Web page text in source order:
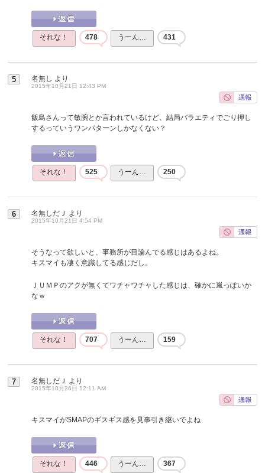
それな！ 478 うーん… 431
5 名無し より
2015年10月21日 12:43 PM
飯島さんって敏腕とか言われているけど、結局バラエティでごり押し
するっていうワンパターンしかなくない？
それな！ 525 うーん… 250
6 名無しだＪ より
2015年10月21日 4:54 PM
そうなって欲しいと、事務所が目論んでる感じはあるよね。
キスマイも凄く意識してる感じだし。
ＪＵＭＰのアクが無くてワチャワチャした感じは、確かに嵐っぽいか
なｗ
それな！ 707 うーん… 159
7 名無しだＪ より
2015年10月26日 12:11 AM
キスマイがSMAPのギスギス感を見事引き継いでよね
それな！ 446 うーん… 367